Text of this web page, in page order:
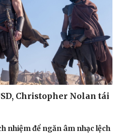
Christopher Nolan tái
nhiệm để ngăn âm nhạc lệch